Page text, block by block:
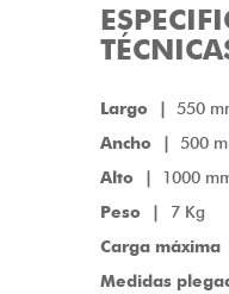
Largo |
550
Ancho |
500
Alto |
1000
Peso | 7 Kg
Carga máxima
Medidas